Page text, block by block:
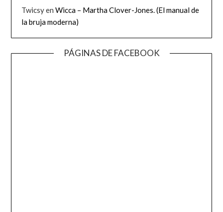
TwicsyenWicca – Martha Clover-Jones. (El manual de
la bruja moderna)
PÁGINAS DE FACEBOOK